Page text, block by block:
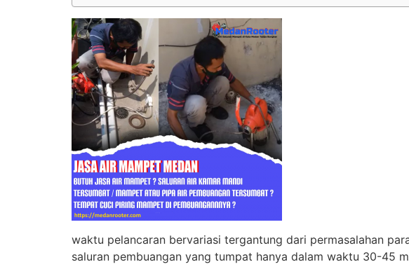
waktu pelancaran bervariasi tergantung dari permasalahan
saluran pembuangan yang tumpat hanya dalam waktu 30-45